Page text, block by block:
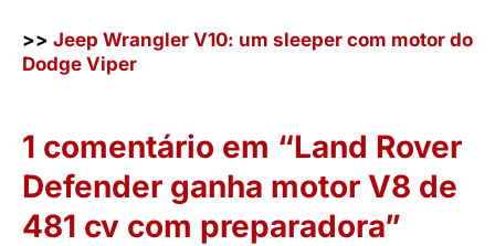
>> Jeep Wrangler V10: um sleeper com motor do
Dodge Viper
1 comentário em “Land Rover
Defender ganha motor V8 de
481 cv com preparadora”